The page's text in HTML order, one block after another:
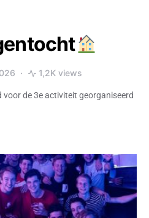
1,2K views
de 3e activiteit georganiseerd